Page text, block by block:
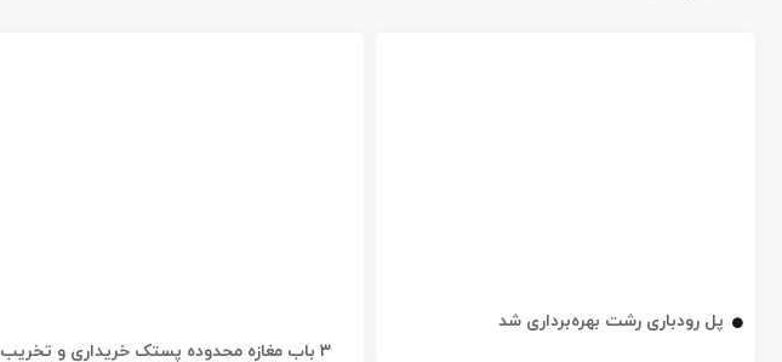
پل رودباری رشت بهره‌برداری شد
۳ باب مغازه محدوده پستک خریداری و تخریب